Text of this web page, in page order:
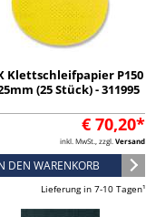
Klettschleifpapier P150
(25 Stück) - 311995
€ 70,20*
inkl. MwSt., zzgl. Versand
DEN WARENKORB
Lieferung in 7-10 Tagen¹